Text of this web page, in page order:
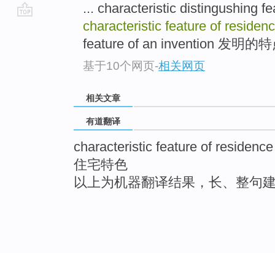
... characteristic distingushing
characteristic feature of
feature of an invention 发明的
基于10个网页-相关网页
相关文章
有道翻译
characteristic feature of residence
住宅特色
以上为机器翻译结果，长、整句